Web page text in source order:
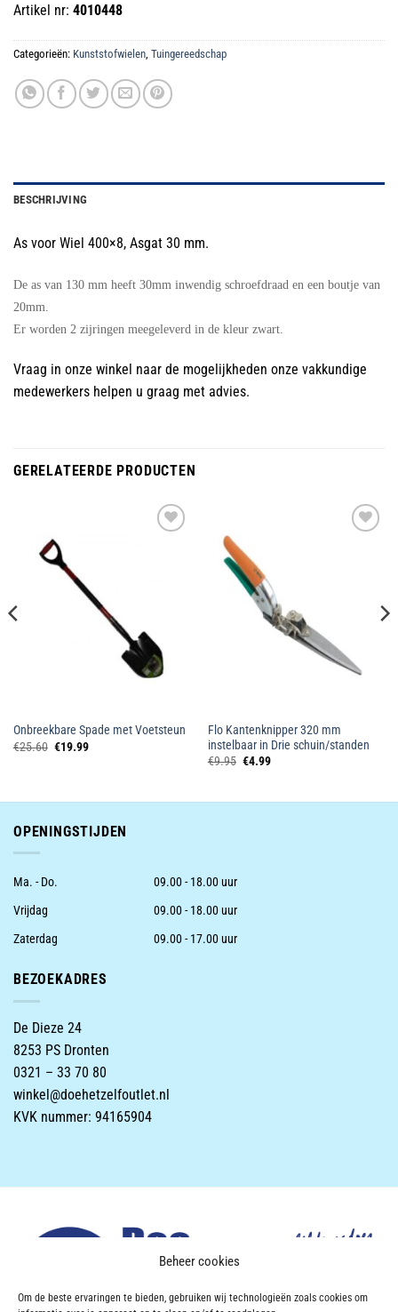
Beheer cookies
Om de beste ervaringen te bieden, gebruiken wij technologieën zoals cookies om
Artikel nr: 4010448
Categorieën: Kunststofwielen, Tuingereedschap
BESCHRIJVING
As voor Wiel 400×8, Asgat 30 mm.
De as van 130 mm heeft 30mm inwendig schroefdraad en een boutje van
20mm.
Er worden 2 zijringen meegeleverd in de kleur zwart.
Vraag in onze winkel naar de mogelijkheden onze vakkundige
medewerkers helpen u graag met advies.
GERELATEERDE PRODUCTEN
Onbreekbare Spade met Voetsteun
€25.60 Oorspronkelijke
€19.99Huidige
Flo Kantenknipper 320 mm
instelbaar in Drie schuin/standen
€9.95 Oorspronkelijke
€4.99Huidige
OPENINGSTIJDEN
Ma. - Do.
09.00 - 18.00 uur
Vrijdag
09.00 - 18.00 uur
Zaterdag
09.00 - 17.00 uur
BEZOEKADRES
De Dieze 24
8253 PS Dronten
0321 – 33 70 80
winkel@doehetzelfoutlet.nl
KVK nummer: 94165904